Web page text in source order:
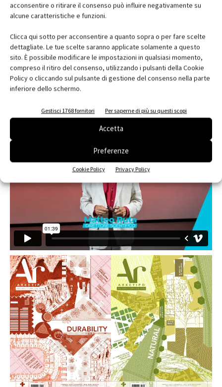
acconsentire o ritirare il consenso può influire negativamente su
alcune caratteristiche e funzioni.
Clicca qui sotto per acconsentire a quanto sopra o per fare scelte
dettagliate. Le tue scelte saranno applicate solamente a questo
sito. È possibile modificare le impostazioni in qualsiasi momento,
compreso il ritiro del consenso, utilizzando i pulsanti della Cookie
Policy o cliccando sul pulsante di gestione del consenso nella parte
inferiore dello schermo.
Gestisci 1768 fornitori Per saperne di più su questi scopi
Accetta
Preferenze
Cookie Policy Privacy Policy
Edilizia, VELUX e SIMA al Senato
EDICOLA